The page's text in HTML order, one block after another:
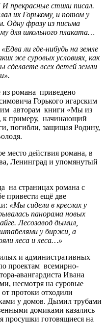
прекрасные стихи писал.
их Горькому, и потом у
Одну фразу из письма
для школьного плаката…
ли где-нибудь на земле
же суровых условиях, как
сделаете всех детей земли
романа приведено
Горького игарским
авторам книги «Мы из
к примеру, начинающий
погибли, защищая Родину,
место действия романа, в
Ленинград и упомянутый
на страницах романа с
привести ещё две
«Мы сидели в креслах у
панорама новых
Лесозавод ды­мил,
у биржи, а
леса и леса…»
и административных
проектам всемирно-
авангардиста Ивана
несмотря на суровые
протоки отходили
у домов. Дымил трубами
домиками казались
просушки готовящиеся на